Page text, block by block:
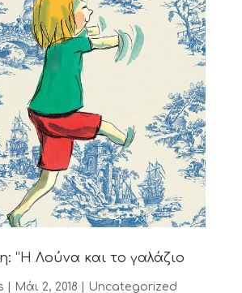
“Η Λούνα και το γαλάζιο
Μάι 2, 2018 Uncategorized